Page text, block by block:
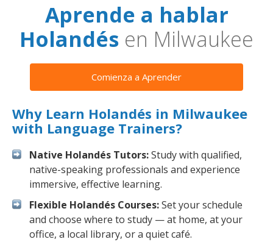
Aprende a hablar
Holandés en Milwaukee
Comienza a Aprender
Why Learn Holandés in Milwaukee
with Language Trainers?
Native Holandés Tutors:Study with qualified,
native-speaking professionals and experience
immersive, effective learning.
Flexible Holandés Courses:Set your schedule
and choose where to study — at home, at your
office, a local library, or a quiet café.